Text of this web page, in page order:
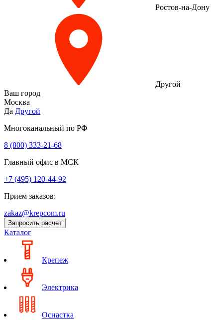
Ростов-на-Дону
Другой
Ваш город
Москва
Да Другой
Многоканальный по РФ
8 (800) 333‑21-68
Главный офис в МСК
+7 (495) 120-44-92
Прием заказов:
zakaz@krepcom.ru
Запросить расчет
Каталог
Крепеж
Электрика
Оснастка